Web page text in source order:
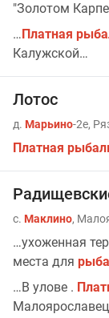
"Золотом
…Платная
Калужской…
Лотос
д. Марьино-2е,
Платная
с. Маклино,
…ухоженная
места для
…В улове .